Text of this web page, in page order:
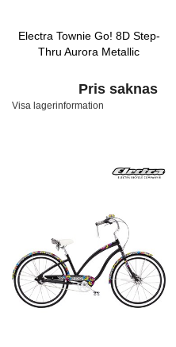
Electra Townie Go! 8D Step-
Thru Aurora Metallic
Pris saknas
Visa lagerinformation